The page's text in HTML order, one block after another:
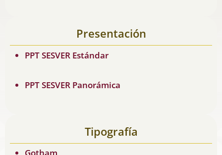
Presentación
PPT SESVER Estándar
PPT SESVER Panorámica
Tipografía